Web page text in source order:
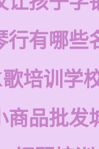
行有哪些
培训学
商品批发